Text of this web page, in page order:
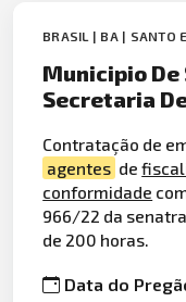
BRASIL | BA | SANTO
Municipio De
Secretaria
Contratação de
agentes de
conformidade
966/22 da
de 200 horas.
Data do